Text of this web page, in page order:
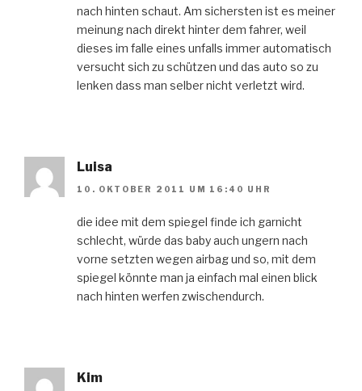
nach hinten schaut. Am sichersten ist es meiner
meinung nach direkt hinter dem fahrer, weil
dieses im falle eines unfalls immer automatisch
versucht sich zu schützen und das auto so zu
lenken dass man selber nicht verletzt wird.
Luisa
10. OKTOBER 2011 UM 16:40 UHR
die idee mit dem spiegel finde ich garnicht
schlecht, würde das baby auch ungern nach
vorne setzten wegen airbag und so, mit dem
spiegel könnte man ja einfach mal einen blick
nach hinten werfen zwischendurch.
Kim